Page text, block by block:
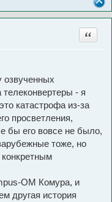
Цитата
озвученных
телеконвертеры - я
катастрофа из-за
просветления,
бы его вовсе не было,
тоже, но
OM Комура, и
другая история